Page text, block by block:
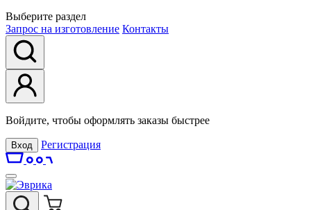
Выберите раздел
Запрос на изготовление Контакты
Войдите, чтобы оформлять заказы быстрее
Вход Регистрация